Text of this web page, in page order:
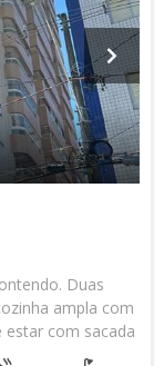
Duas
ampla com
estar com sacada
Lazer , Piscina ,